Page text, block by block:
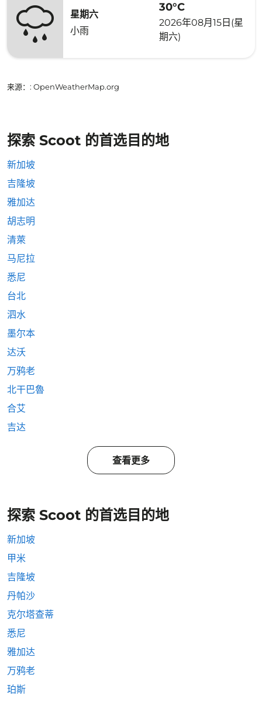
星期六
小雨
30°C
2026年08月15日(星
期六)
来源： : OpenWeatherMap.org
探索 Scoot 的首选目的地
新加坡
吉隆坡
雅加达
胡志明
清萊
马尼拉
悉尼
台北
泗水
墨尔本
达沃
万鸦老
北干巴魯
合艾
吉达
查看更多
探索 Scoot 的首选目的地
新加坡
甲米
吉隆坡
丹帕沙
克尔塔查蒂
悉尼
雅加达
万鸦老
珀斯